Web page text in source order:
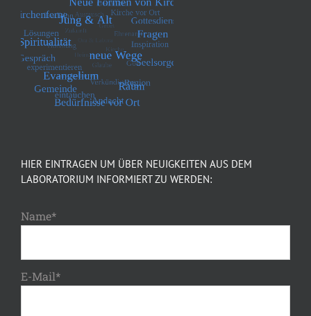
HIER EINTRAGEN UM ÜBER NEUIGKEITEN AUS DEM
LABORATORIUM INFORMIERT ZU WERDEN:
Name*
E-Mail*